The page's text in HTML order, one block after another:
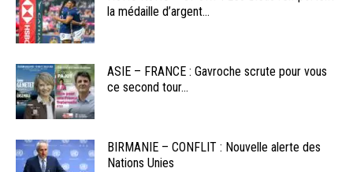
la médaille d’argent...
ASIE – FRANCE : Gavroche scrute pour vous
ce second tour...
BIRMANIE – CONFLIT : Nouvelle alerte des
Nations Unies